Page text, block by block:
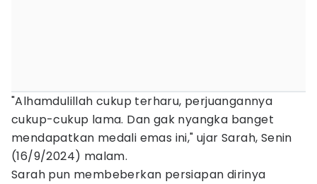
"Alhamdulillah cukup terharu, perjuangannya
cukup-cukup lama. Dan gak nyangka banget
mendapatkan medali emas ini," ujar Sarah, Senin
(16/9/2024) malam.
Sarah pun membeberkan persiapan dirinya